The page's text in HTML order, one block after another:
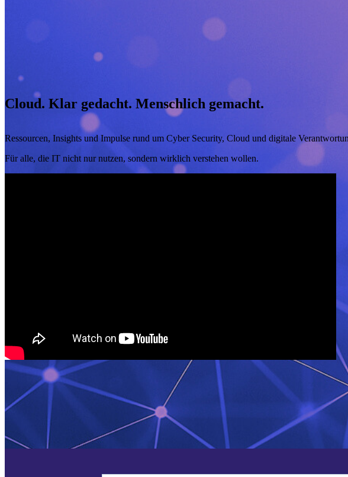
Cloud. Klar gedacht. Menschlich gemacht.
Ressourcen, Insights und Impulse rund um Cyber Security, Cloud und digitale
Für alle, die IT nicht nur nutzen, sondern wirklich verstehen wollen.